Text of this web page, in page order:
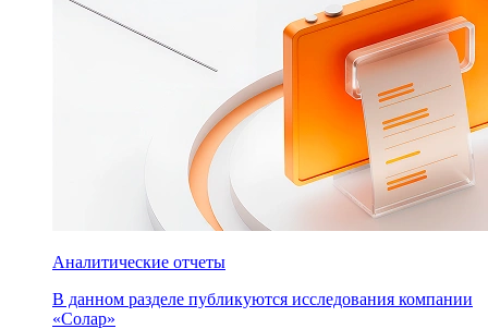
Аналитические отчеты
В данном разделе публикуются исследования компании
«Солар»